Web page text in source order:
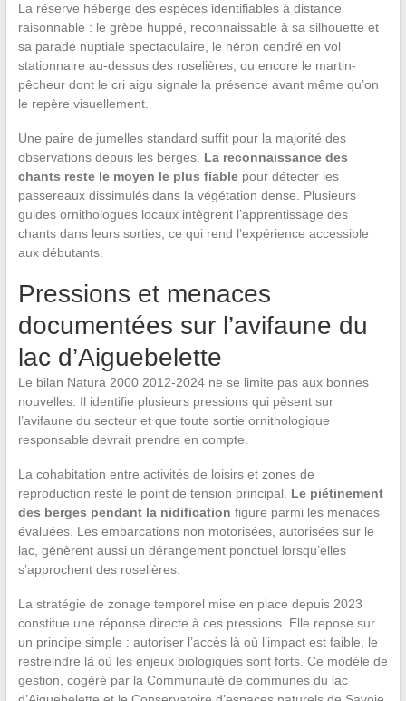
La réserve héberge des espèces identifiables à distance
raisonnable : le grèbe huppé, reconnaissable à sa silhouette et
sa parade nuptiale spectaculaire, le héron cendré en vol
stationnaire au-dessus des roselières, ou encore le martin-
pêcheur dont le cri aigu signale la présence avant même qu’on
le repère visuellement.
Une paire de jumelles standard suffit pour la majorité des
observations depuis les berges. La reconnaissance des
chants reste le moyen le plus fiablepour détecter les
passereaux dissimulés dans la végétation dense. Plusieurs
guides ornithologues locaux intègrent l’apprentissage des
chants dans leurs sorties, ce qui rend l’expérience accessible
aux débutants.
Pressions et menaces
documentées sur l’avifaune du
lac d’Aiguebelette
Le bilan Natura 2000 2012-2024 ne se limite pas aux bonnes
nouvelles. Il identifie plusieurs pressions qui pèsent sur
l’avifaune du secteur et que toute sortie ornithologique
responsable devrait prendre en compte.
La cohabitation entre activités de loisirs et zones de
reproduction reste le point de tension principal. Le piétinement
des berges pendant la nidification figure parmi les menaces
évaluées. Les embarcations non motorisées, autorisées sur le
lac, génèrent aussi un dérangement ponctuel lorsqu’elles
s’approchent des roselières.
La stratégie de zonage temporel mise en place depuis 2023
constitue une réponse directe à ces pressions. Elle repose sur
un principe simple : autoriser l’accès là où l’impact est faible, le
restreindre là où les enjeux biologiques sont forts. Ce modèle de
gestion, cogéré par la Communauté de communes du lac